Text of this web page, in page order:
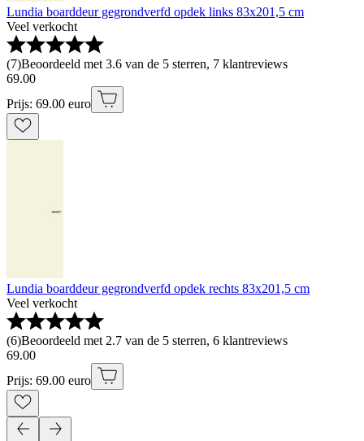
Lundia boarddeur gegrondverfd opdek links 83x201,5 cm
Veel verkocht
(7)Beoordeeld met 3.6 van de 5 sterren, 7 klantreviews
69.00
Prijs: 69.00 euro
Lundia boarddeur gegrondverfd opdek rechts 83x201,5 cm
Veel verkocht
(6)Beoordeeld met 2.7 van de 5 sterren, 6 klantreviews
69.00
Prijs: 69.00 euro